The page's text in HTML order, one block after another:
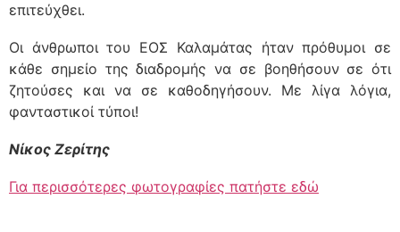
επιτεύχθει.
Οι άνθρωποι του ΕΟΣ Καλαμάτας ήταν πρόθυμοι σε
κάθε σημείο της διαδρομής να σε βοηθήσουν σε ότι
ζητούσες και να σε καθοδηγήσουν. Με λίγα λόγια,
φανταστικοί τύποι!
Νίκος Ζερίτης
Για περισσότερες φωτογραφίες πατήστε εδώ